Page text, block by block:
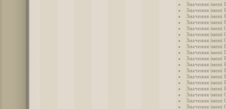
Значення імені
Значення імені
Значення імені
Значення імені
Значення імені
Значення імені
Значення імені
Значення імені
Значення імені
Значення імені
Значення імені
Значення імені
Значення імені
Значення імені
Значення імені
Значення імені
Значення імені
Значення імені